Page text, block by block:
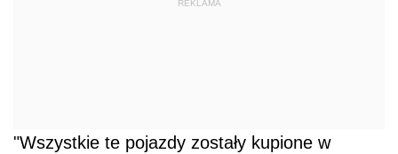
REKLAMA
"Wszystkie te pojazdy zostały kupione w